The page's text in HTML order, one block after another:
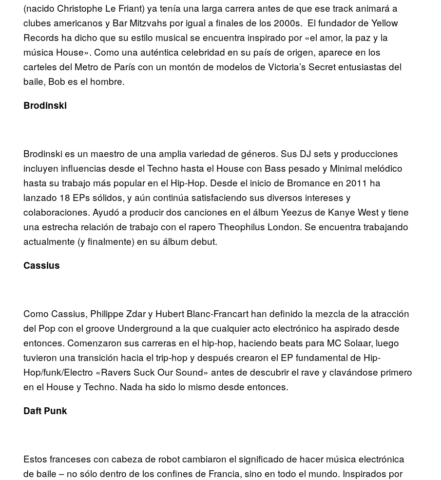
(nacido Christophe Le Friant) ya tenía una larga carrera antes de que ese track animará a
clubes americanos y Bar Mitzvahs por igual a finales de los 2000s. El fundador de Yellow
Records ha dicho que su estilo musical se encuentra inspirado por «el amor, la paz y la
música House». Como una auténtica celebridad en su país de origen, aparece en los
carteles del Metro de París con un montón de modelos de Victoria’s Secret entusiastas del
baile, Bob es el hombre.
Brodinski
Brodinski es un maestro de una amplia variedad de géneros. Sus DJ sets y producciones
incluyen influencias desde el Techno hasta el House con Bass pesado y Minimal melódico
hasta su trabajo más popular en el Hip-Hop. Desde el inicio de Bromance en 2011 ha
lanzado 18 EPs sólidos, y aún continúa satisfaciendo sus diversos intereses y
colaboraciones. Ayudó a producir dos canciones en el álbum Yeezus de Kanye West y tiene
una estrecha relación de trabajo con el rapero Theophilus London. Se encuentra trabajando
actualmente (y finalmente) en su álbum debut.
Cassius
Como Cassius, Philippe Zdar y Hubert Blanc-Francart han definido la mezcla de la atracción
del Pop con el groove Underground a la que cualquier acto electrónico ha aspirado desde
entonces. Comenzaron sus carreras en el hip-hop, haciendo beats para MC Solaar, luego
tuvieron una transición hacia el trip-hop y después crearon el EP fundamental de Hip-
Hop/funk/Electro «Ravers Suck Our Sound» antes de descubrir el rave y clavándose primero
en el House y Techno. Nada ha sido lo mismo desde entonces.
Daft Punk
Estos franceses con cabeza de robot cambiaron el significado de hacer música electrónica
de baile – no sólo dentro de los confines de Francia, sino en todo el mundo. Inspirados por